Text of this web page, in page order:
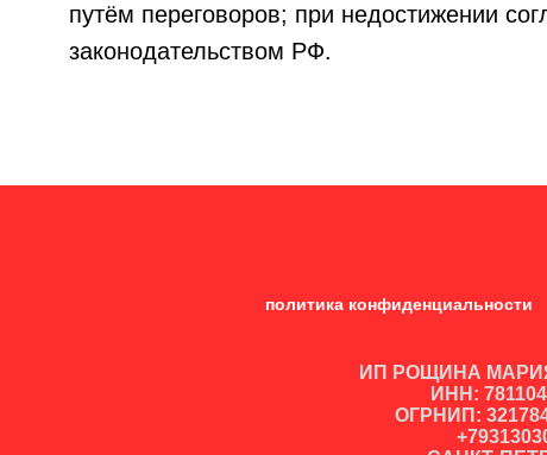
путём переговоров; при недостижении
законодательством РФ.
политика конфиденциальности
ИП РОЩИНА
ИНН:
ОГРНИП: